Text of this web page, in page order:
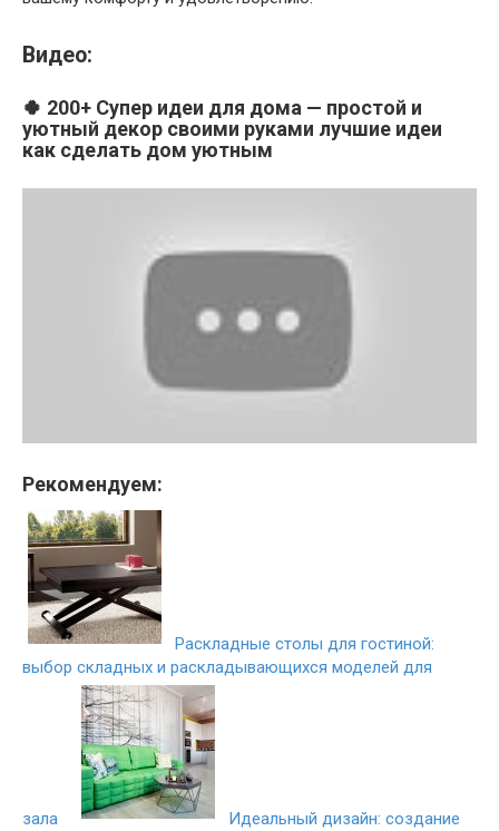
Видео:
🍀 200+ Супер идеи для дома — простой и
уютный декор своими руками лучшие идеи
как сделать дом уютным
Рекомендуем:
Раскладные столы для гостиной:
выбор складных и раскладывающихся моделей для
зала
Идеальный дизайн: создание